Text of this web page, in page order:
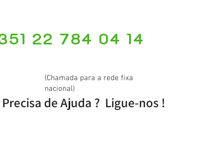
22 784 04 14
(Chamada para a rede fixa
nacional)
Precisa de Ajuda ? Ligue-nos !